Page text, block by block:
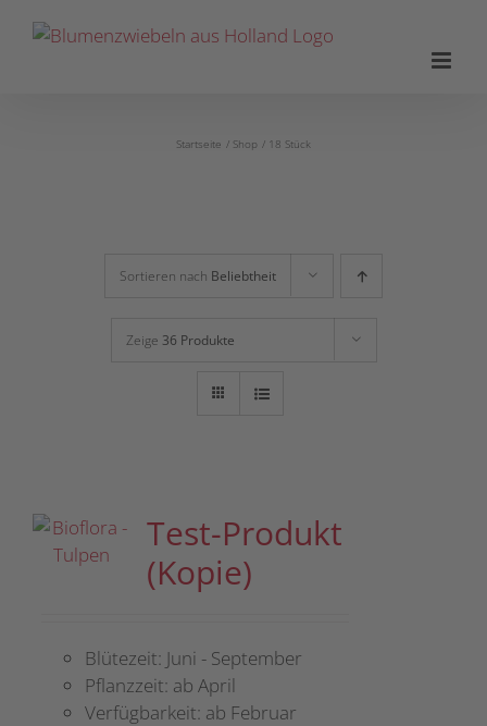
Inhalt
Startseite Shop 18 Stück
Sortieren nach Beliebtheit
Zeige 36 Produkte
Test-Produkt
(Kopie)
Blütezeit: Juni - September
Pflanzzeit: ab April
Verfügbarkeit: ab Februar